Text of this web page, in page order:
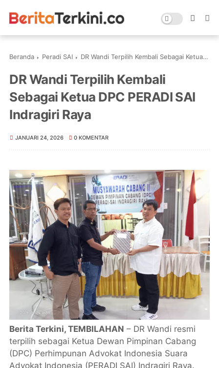
Beranda Peradi SAI DR Wandi Terpilih Kembali Sebagai Ketua DPC PERADI SAI Indragiri Raya
DR Wandi Terpilih Kembali
Sebagai Ketua DPC PERADI SAI
Indragiri Raya
JANUARI 24, 2026 0 KOMENTAR
Berita Terkini, TEMBILAHAN – DR Wandi resmi
terpilih sebagai Ketua Dewan Pimpinan Cabang
(DPC) Perhimpunan Advokat Indonesia Suara
Advokat Indonesia (PERADI SAI) Indragiri Raya.